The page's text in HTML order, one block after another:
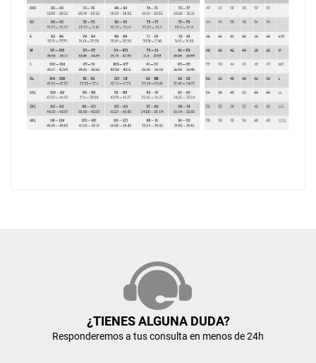
¿TIENES ALGUNA DUDA?
Responderemos a tus consulta en menos de 24h